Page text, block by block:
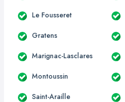
Le Fousseret
Gratens
Marignac-Lasclares
Montoussin
Saint-Araille